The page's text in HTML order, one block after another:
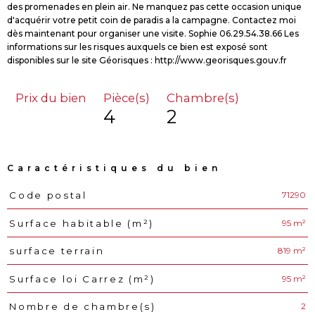
des promenades en plein air. Ne manquez pas cette occasion unique
d'acquérir votre petit coin de paradis a la campagne. Contactez moi
dès maintenant pour organiser une visite. Sophie 06.29.54.38.66 Les
informations sur les risques auxquels ce bien est exposé sont
Prix du bien Pièce(s)
4
Chambre(s)
2
Caractéristiques du bien
Caractéristiques
Code postal 71290
Surface habitable (m²) 95 m²
surface terrain 819 m²
Surface loi Carrez (m²) 95 m²
Nombre de chambre(s) 2